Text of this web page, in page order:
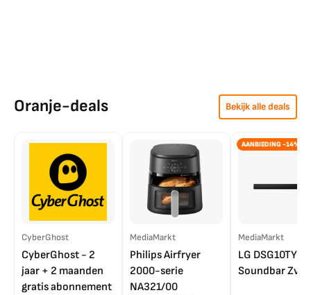
Oranje-deals Bekijk alle deals
CyberGhost
CyberGhost - 2
jaar + 2 maanden
gratis abonnement
MediaMarkt
Philips Airfryer
2000-serie
NA321/00
AANBIEDING -14%
MediaMarkt
LG DSG10TY
Soundbar